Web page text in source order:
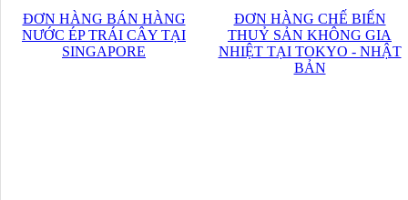
ĐƠN HÀNG BÁN HÀNG
NƯỚC ÉP TRÁI CÂY TẠI
SINGAPORE
ĐƠN HÀNG CHẾ BIẾN
THUỶ SẢN KHÔNG GIA
NHIỆT TẠI TOKYO - NHẬT
BẢN